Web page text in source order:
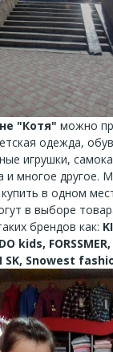
"Котя" можно
одежда,
игрушки,
и многое другое.
в одном
в выборе
брендов как:
kids,
SK, Snowest